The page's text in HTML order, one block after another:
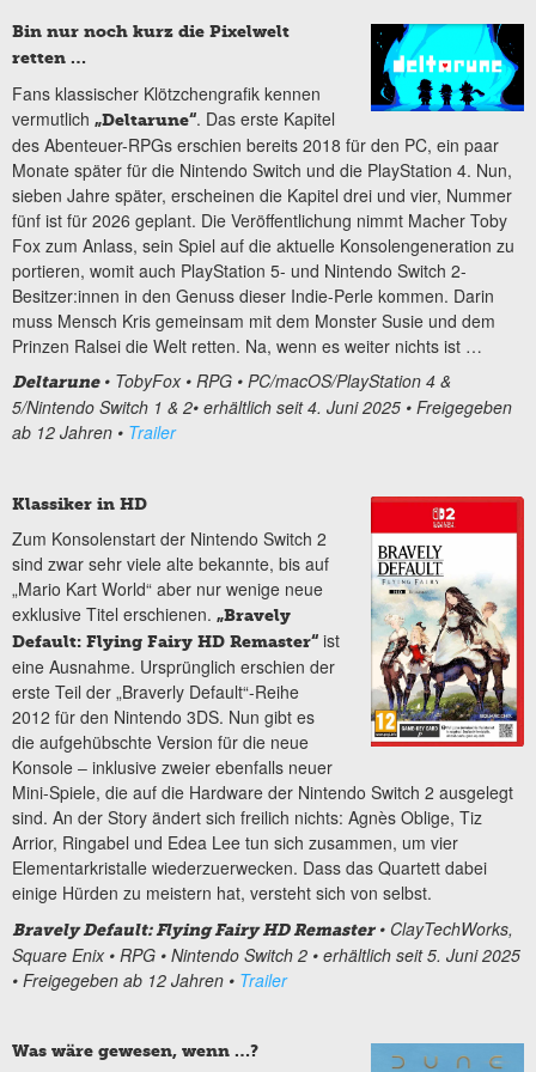
Bin nur noch kurz die Pixelwelt
retten …
Fans klassischer Klötzchengrafik kennen
vermutlich „Deltarune“. Das erste Kapitel
des Abenteuer-RPGs erschien bereits 2018 für den PC, ein paar
Monate später für die Nintendo Switch und die PlayStation 4. Nun,
sieben Jahre später, erscheinen die Kapitel drei und vier, Nummer
fünf ist für 2026 geplant. Die Veröffentlichung nimmt Macher Toby
Fox zum Anlass, sein Spiel auf die aktuelle Konsolengeneration zu
portieren, womit auch PlayStation 5- und Nintendo Switch 2-
Besitzer:innen in den Genuss dieser Indie-Perle kommen. Darin
muss Mensch Kris gemeinsam mit dem Monster Susie und dem
Prinzen Ralsei die Welt retten. Na, wenn es weiter nichts ist …
Deltarune• TobyFox • RPG • PC/macOS/PlayStation 4 &
5/Nintendo Switch 1 & 2• erhältlich seit 4. Juni2025 • Freigegeben
ab 12 Jahren • Trailer
Klassiker in HD
Zum Konsolenstart der Nintendo Switch 2
sind zwar sehr viele alte bekannte, bis auf
„Mario Kart World“ aber nur wenige neue
exklusive Titel erschienen. „Bravely
Default: Flying Fairy HD Remaster“ ist
eine Ausnahme. Ursprünglich erschien der
erste Teil der „Braverly Default“-Reihe
2012 für den Nintendo 3DS. Nun gibt es
die aufgehübschte Version für die neue
Konsole ‒ inklusive zweier ebenfalls neuer
Mini-Spiele, die auf die Hardware der Nintendo Switch 2 ausgelegt
sind. An der Story ändert sich freilich nichts: Agnès Oblige, Tiz
Arrior, Ringabel und Edea Lee tun sich zusammen, um vier
Elementarkristalle wiederzuerwecken. Dass das Quartett dabei
einige Hürden zu meistern hat, versteht sich von selbst.
Bravely Default: Flying Fairy HD Remaster• ClayTechWorks,
Square Enix • RPG • Nintendo Switch 2 • erhältlich seit 5. Juni2025
• Freigegeben ab 12 Jahren • Trailer
Was wäre gewesen, wenn …?